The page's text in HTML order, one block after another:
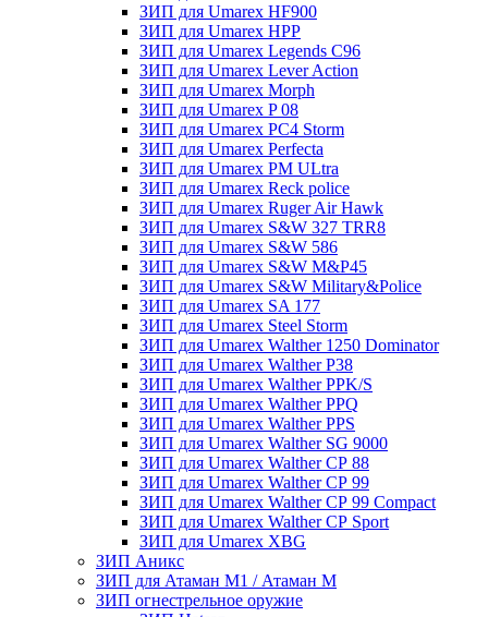
ЗИП для Umarex HF900
ЗИП для Umarex HPP
ЗИП для Umarex Legends C96
ЗИП для Umarex Lever Action
ЗИП для Umarex Morph
ЗИП для Umarex P 08
ЗИП для Umarex PC4 Storm
ЗИП для Umarex Perfecta
ЗИП для Umarex PM ULtra
ЗИП для Umarex Reck police
ЗИП для Umarex Ruger Air Hawk
ЗИП для Umarex S&W 327 TRR8
ЗИП для Umarex S&W 586
ЗИП для Umarex S&W M&P45
ЗИП для Umarex S&W Military&Police
ЗИП для Umarex SA 177
ЗИП для Umarex Steel Storm
ЗИП для Umarex Walther 1250 Dominator
ЗИП для Umarex Walther P38
ЗИП для Umarex Walther PPK/S
ЗИП для Umarex Walther PPQ
ЗИП для Umarex Walther PPS
ЗИП для Umarex Walther SG 9000
ЗИП для Umarex Walther СР 88
ЗИП для Umarex Walther СР 99
ЗИП для Umarex Walther СР 99 Compact
ЗИП для Umarex Walther СР Sport
ЗИП для Umarex XBG
ЗИП Аникс
ЗИП для Атаман М1 / Атаман М
ЗИП огнестрельное оружие